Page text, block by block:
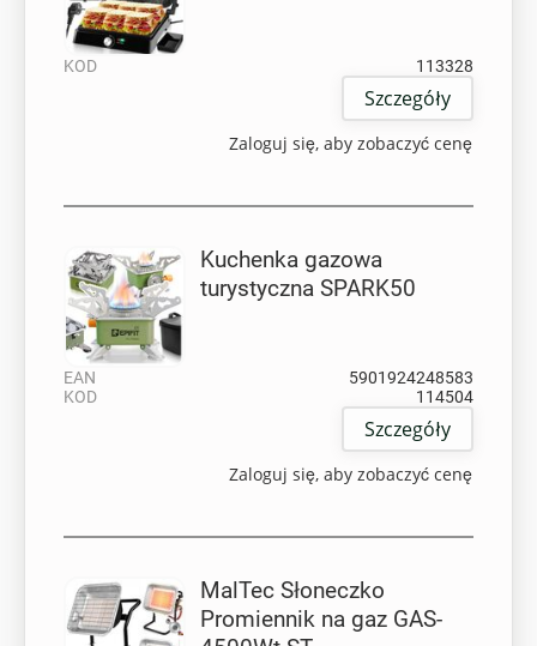
KOD 113328
Szczegóły
Zaloguj się, aby zobaczyć cenę
Kuchenka gazowa
turystyczna SPARK50
EAN
5901924248583
KOD
114504
Szczegóły
Zaloguj się, aby zobaczyć cenę
MalTec Słoneczko
Promiennik na gaz GAS-